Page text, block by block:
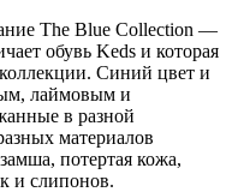
The Blue Collection —
обувь Keds и которая
Синий цвет и
лаймовым и
в разной
материалов
потертая кожа,
и слипонов.